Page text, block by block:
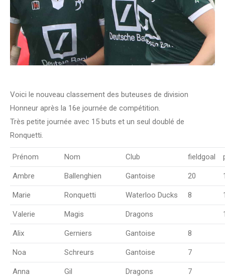
Voici le nouveau classement des buteuses de division
Honneur après la 16e journée de compétition.
Très petite journée avec 15 buts et un seul doublé de
Ronquetti.
Prénom Nom Club fieldgoal
Ambre Ballenghien Gantoise 20
Marie Ronquetti Waterloo Ducks 8
Valerie Magis Dragons
Alix Gerniers Gantoise 8
Noa Schreurs Gantoise 7
Anna Gil Dragons 7